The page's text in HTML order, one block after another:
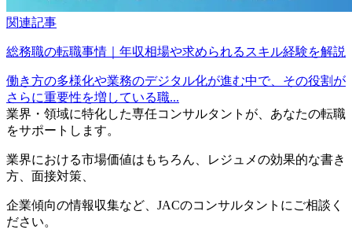
関連記事
総務職の転職事情｜年収相場や求められるスキル経験を解説
働き方の多様化や業務のデジタル化が進む中で、その役割が
さらに重要性を増している職...
業界・領域に特化した専任コンサルタントが、 あなたの転職
をサポートします。
業界における市場価値はもちろん、
レジュメの効果的な書き
方
面接対策
企業傾向の情報収集など、 JACのコンサルタントにご相談く
ださい。